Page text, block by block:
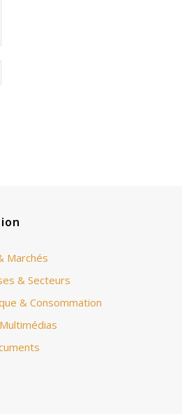
:
Marchés
& Secteurs
& Consommation